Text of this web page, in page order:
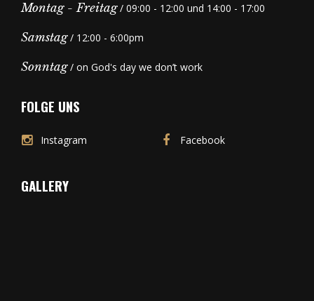
Montag - Freitag/ 09:00 - 12:00 und 14:00 - 17:00
Samstag/ 12:00 - 6:00pm
Sonntag/ on God's day we don’t work
FOLGE UNS
Instagram Facebook
GALLERY